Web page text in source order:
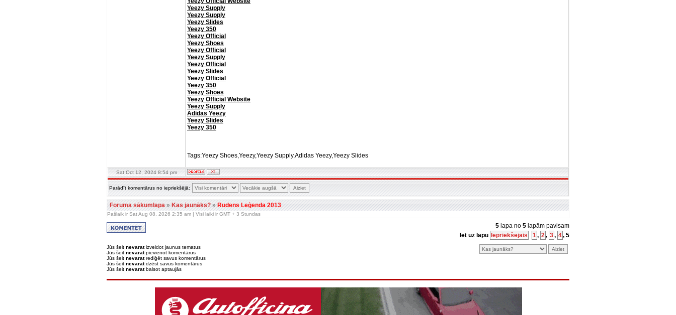
Yeezy Supply
Yeezy Supply
Yeezy Slides
Yeezy 350
Yeezy Official
Yeezy Shoes
Yeezy Official
Yeezy Supply
Yeezy Official
Yeezy Slides
Yeezy Official
Yeezy 350
Yeezy Shoes
Yeezy Official Website
Yeezy Supply
Adidas Yeezy
Yeezy Slides
Yeezy 350
Tags:Yeezy Shoes,Yeezy,Yeezy Supply,Adidas Yeezy,Yeezy Slides
Sat Oct 12, 2024 8:54 pm
Parādīt komentārus no iepriekšējā:
Foruma sākumlapa»Kas jaunāks?»Rudens Leģenda 2013
Pašlaik ir Sat Aug 08, 2026 2:35 am | Visi laiki ir GMT + 3 Stundas
5 lapa no 5 lapām pavisam
Iet uz lapu Iepriekšējais 1, 2, 3, 4, 5
Jūs šeit nevaratizveidot jaunus tematus
Jūs šeit nevaratpievienot komentārus
Jūs šeit nevaratrediģēt savus komentārus
Jūs šeit nevaratdzēst savus komentārus
Jūs šeit nevaratbalsot aptaujās